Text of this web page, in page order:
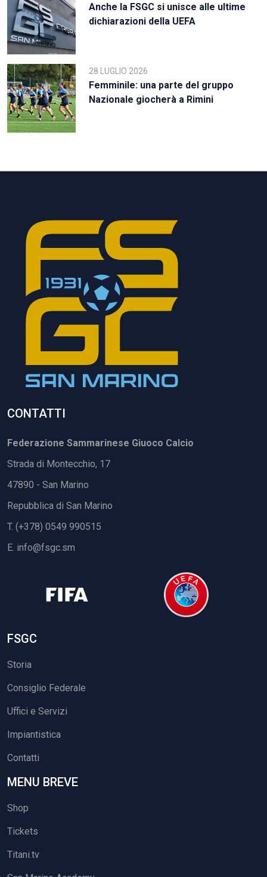
Anche la FSGC si unisce alle ultime
dichiarazioni della UEFA
28 LUGLIO 2026
Femminile: una parte del gruppo
Nazionale giocherà a Rimini
CONTATTI
Federazione Sammarinese Giuoco Calcio
Strada di Montecchio, 17
47890 - San Marino
Repubblica di San Marino
T. (+378) 0549 990515
E. info@fsgc.sm
FSGC
Storia
Consiglio Federale
Uffici e Servizi
Impiantistica
Contatti
MENU BREVE
Shop
Tickets
Titani.tv